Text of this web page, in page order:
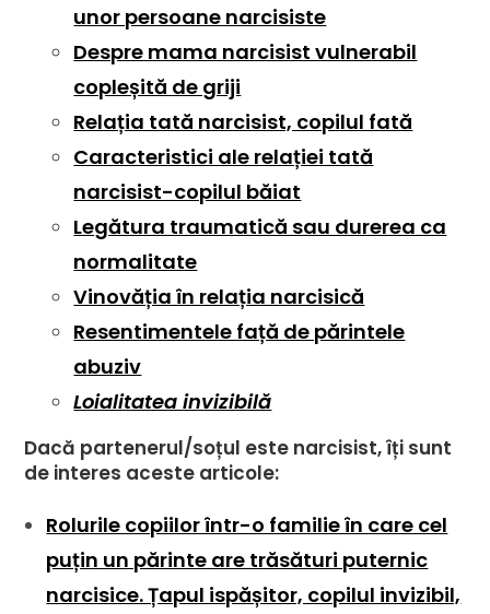
unor persoane narcisiste
Despre mama narcisist vulnerabil
copleșită de griji
Relația tată narcisist, copilul fată
Caracteristici ale relației tată
narcisist-copilul băiat
Legătura traumatică sau durerea ca
normalitate
Vinovăția în relația narcisică
Resentimentele față de părintele
abuziv
Loialitatea invizibilă
Dacă partenerul/soțul este narcisist, îți sunt
de interes aceste articole:
Rolurile copiilor într-o familie în care cel
puțin un părinte are trăsături puternic
narcisice. Țapul ispășitor, copilul invizibil,